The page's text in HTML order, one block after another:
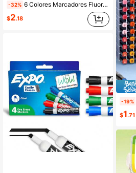
-32% 6 Colores Marcadores Fluorescentes, Bolígrafos de Punta Suave para Diario, Bolígrafos de Dibujo Creativo, Bolígrafos de Planificación con Contorno Lindo, Para Manualidades DIY y Suministros de Regreso a Clases. Sin Sangrado y a Prueba de Manchas, También Adecuado para Estudio Bíblico y Escritura de Diarios, Adecuado para Estudiantes de 14 Años en Adelante, Suministros de Regreso a Clases y Regalos Perfectos.
$2.18
-19%
$1.71